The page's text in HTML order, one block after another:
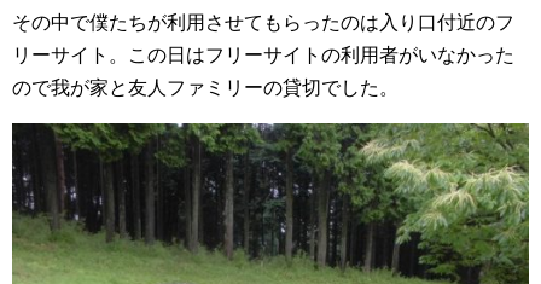
その中で僕たちが利用させてもらったのは入り口付近のフ
リーサイト。この日はフリーサイトの利用者がいなかった
ので我が家と友人ファミリーの貸切でした。